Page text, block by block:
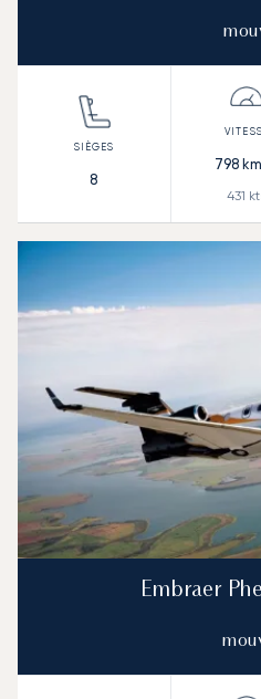
8
798
431
Embraer